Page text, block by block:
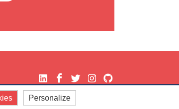
Personalize